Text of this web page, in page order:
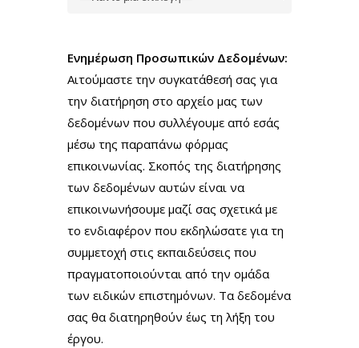
Ενημέρωση Προσωπικών Δεδομένων:
Αιτούμαστε την συγκατάθεσή σας για
την διατήρηση στο αρχείο μας των
δεδομένων που συλλέγουμε από εσάς
μέσω της παραπάνω φόρμας
επικοινωνίας. Σκοπός της διατήρησης
των δεδομένων αυτών είναι να
επικοινωνήσουμε μαζί σας σχετικά με
το ενδιαφέρον που εκδηλώσατε για τη
συμμετοχή στις εκπαιδεύσεις που
πραγματοποιούνται από την ομάδα
των ειδικών επιστημόνων. Τα δεδομένα
σας θα διατηρηθούν έως τη λήξη του
έργου.